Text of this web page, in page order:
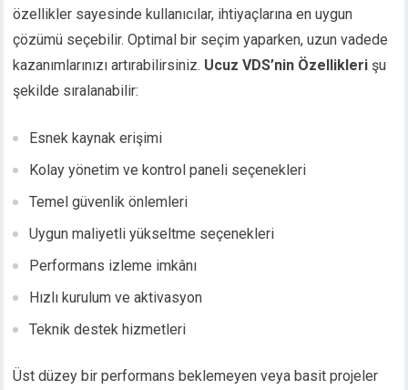
özellikler sayesinde kullanıcılar, ihtiyaçlarına en uygun
çözümü seçebilir. Optimal bir seçim yaparken, uzun vadede
kazanımlarınızı artırabilirsiniz. Ucuz VDS’nin Özellikleri şu
şekilde sıralanabilir:
Esnek kaynak erişimi
Kolay yönetim ve kontrol paneli seçenekleri
Temel güvenlik önlemleri
Uygun maliyetli yükseltme seçenekleri
Performans izleme imkânı
Hızlı kurulum ve aktivasyon
Teknik destek hizmetleri
Üst düzey bir performans beklemeyen veya basit projeler